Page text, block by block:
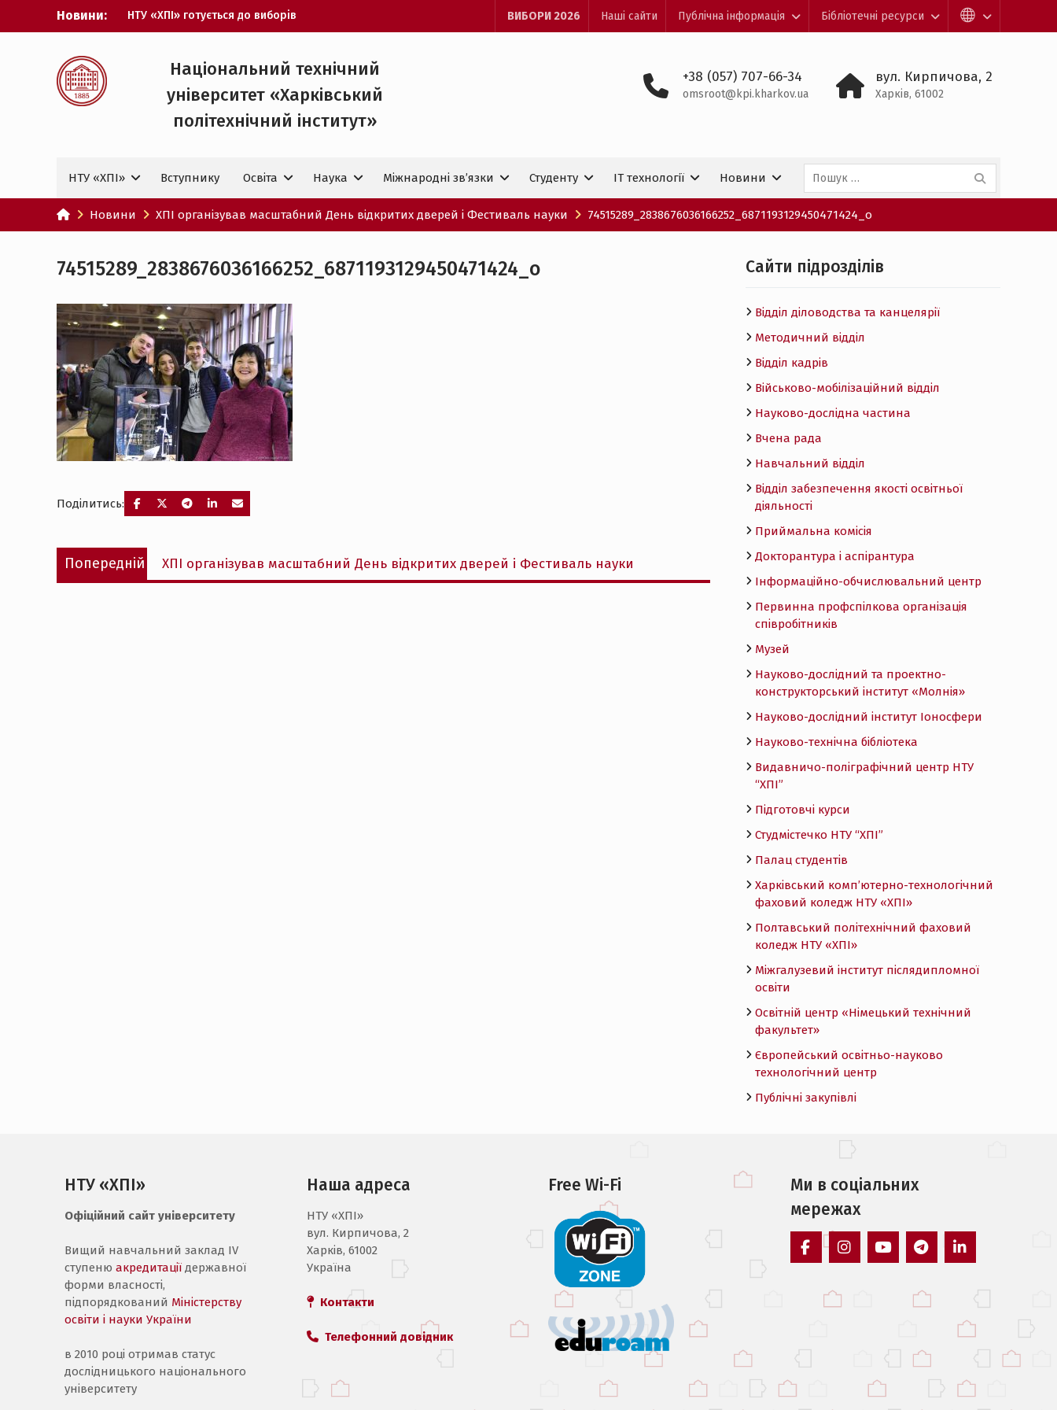
Новини:
НТУ «ХПІ» готується до виборів
ректора
Всеукраїнський фестиваль «Червона
ХПІ уклав угоду про партнерство з
ДержНДІ технологій кібербезпеки
Випускник ХПІ став
У Верховній Раді за участю ХПІ
обговорили перспективи українсько-
іспанського технологічного
партнерства
ВИБОРИ 2026 Наші сайти Публічна інформація Бібліотечні ресурси
Національний технічний
університет «Харківський
політехнічний iнститут»
+38 (057) 707-66-34
omsroot@kpi.kharkov.ua
вул. Кирпичова, 2
Харків, 61002
НТУ «ХПІ» Вступнику Освіта Наука Міжнародні зв’язки Студенту IT технологiї Новини
Пошук:
Новини ХПІ організував масштабний День відкритих дверей і Фестиваль науки 74515289_2838676036166252_6871193129450471424_o
74515289_2838676036166252_6871193129450471424_o
Поділитись:
Навігація
записів
Попередній
Попередній
запис:
ХПІ організував масштабний День відкритих дверей і Фестиваль науки
Cайти підрозділів
Відділ діловодства та канцелярії
Методичний відділ
Відділ кадрів
Військово-мобілізаційний відділ
Науково-дослідна частина
Вчена рада
Навчальний відділ
Відділ забезпечення якості освітньої
діяльності
Приймальна комісія
Докторантура і аспірантура
Інформаційно-обчислювальний центр
Первинна профспілкова організація
співробітників
Музей
Науково-дослідний та проектно-
конструкторський інститут «Молнія»
Науково-дослідний інститут Іоносфери
Науково-технічна бібліотека
Видавничо-поліграфічний центр НТУ
“ХПІ”
Підготовчі курси
Студмістечко НТУ “ХПІ”
Палац студентів
Харківський комп’ютерно-технологічний
фаховий коледж НТУ «ХПI»
Полтавський політехнічний фаховий
коледж НТУ «ХПI»
Міжгалузевий інститут післядипломної
освіти
Освітній центр «Німецький технічний
факультет»
Європейський освітньо-науково
технологічний центр
Публічні закупівлі
НТУ «ХПІ»
Офіційний сайт університету
Вищий навчальний заклад IV
ступеню акредитації державної
форми власності,
підпорядкований Міністерству
освіти і науки України
в 2010 році отримав статус
дослідницького національного
університету
Наша адреса
НТУ «ХПI»
вул. Кирпичова, 2
Харків, 61002
Україна
Контакти
Телефонний довідник
Free Wi-Fi
Ми в соцiальних
мережах